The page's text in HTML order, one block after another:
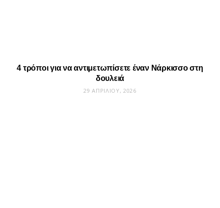
4 τρόποι για να αντιμετωπίσετε έναν Νάρκισσο στη
δουλειά
29 ΑΠΡΙΛΊΟΥ, 2026